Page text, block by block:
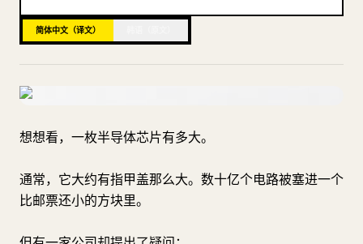
简体中文（译文）
想想看，一枚半导体芯片有多大。
通常，它大约有指甲盖那么大。数十亿个电路被塞进一个
比邮票还小的方块里。